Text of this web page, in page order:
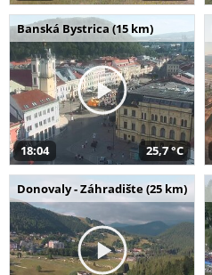
Banská Bystrica (15 km)
18:04 25,7 °C
Donovaly - Záhradište (25 km)